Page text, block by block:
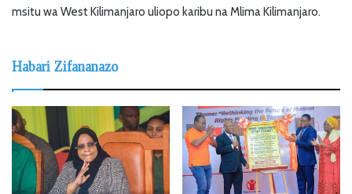
msitu wa West Kilimanjaro uliopo karibu na Mlima Kilimanjaro.
Habari Zifananazo